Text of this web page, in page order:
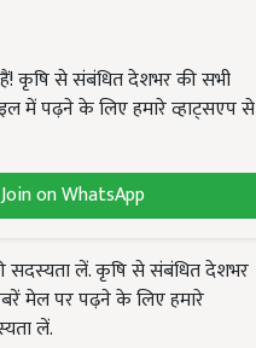
कृषि से संबंधित देशभर की सभी
में पढ़ने के लिए हमारे व्हाट्सएप से
Join on WhatsApp
सदस्यता लें. कृषि से संबंधित देशभर
मेल पर पढ़ने के लिए हमारे
लें.